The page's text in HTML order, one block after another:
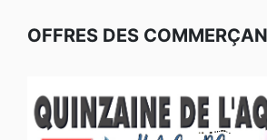
OFFRES DES